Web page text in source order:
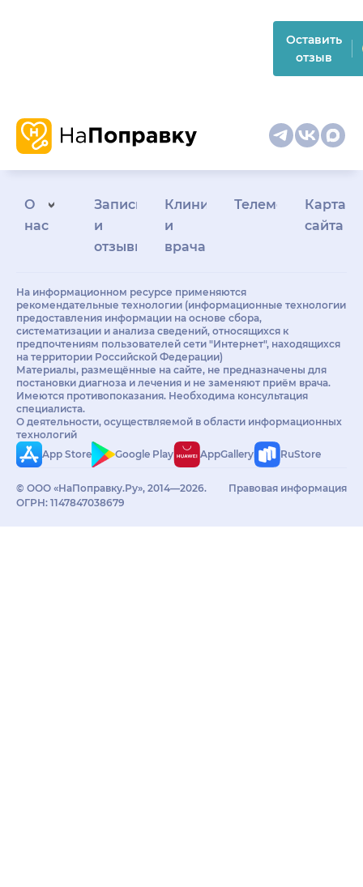
Оставить
отзыв
О
нас
Запись
и
отзывы
Клиникам
и
врачам
Телемедицина
Карта
сайта
На информационном ресурсе применяются
рекомендательные технологии (информационные технологии
предоставления информации на основе сбора,
систематизации и анализа сведений, относящихся к
предпочтениям пользователей сети "Интернет", находящихся
на территории Российской Федерации)
Материалы, размещённые на сайте, не предназначены для
постановки диагноза и лечения и не заменяют приём врача.
Имеются противопоказания. Необходима консультация
специалиста.
О деятельности, осуществляемой в области информационных
технологий
App Store
Google Play AppGallery RuStore
© ООО «НаПоправку.Ру», 2014—2026.
ОГРН: 1147847038679
Правовая информация